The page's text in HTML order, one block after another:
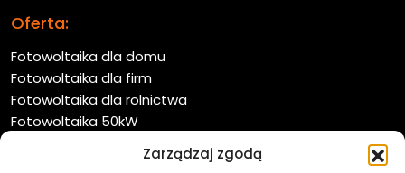
Zarządzaj zgodą
Oferta:
Fotowoltaika dla domu
Fotowoltaika dla firm
Fotowoltaika dla rolnictwa
Fotowoltaika 50kW